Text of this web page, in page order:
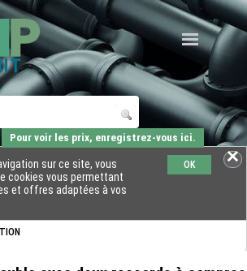
sur ce site, vous
cookies vous permettant
et offres adaptées à vos
OK
Pour voir les prix, enregistrez-vous ici.